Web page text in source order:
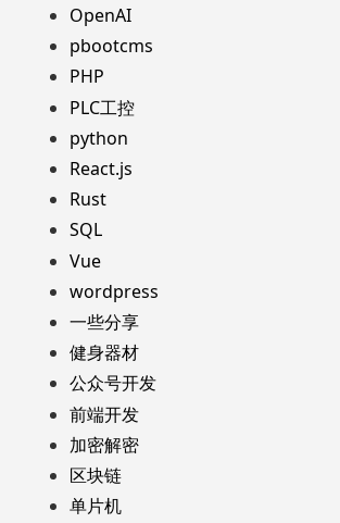
OpenAI
pbootcms
PHP
PLC工控
python
React.js
Rust
SQL
Vue
wordpress
一些分享
健身器材
公众号开发
前端开发
加密解密
区块链
单片机